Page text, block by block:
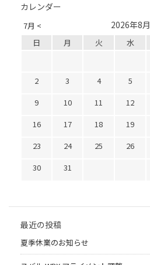
カレンダー
7月 < 2026年8月
日 月 火 水
2
3 4 5
9
10 11 12
16
17 18 19
23
24 25 26
30
31
最近の投稿
夏季休業のお知らせ